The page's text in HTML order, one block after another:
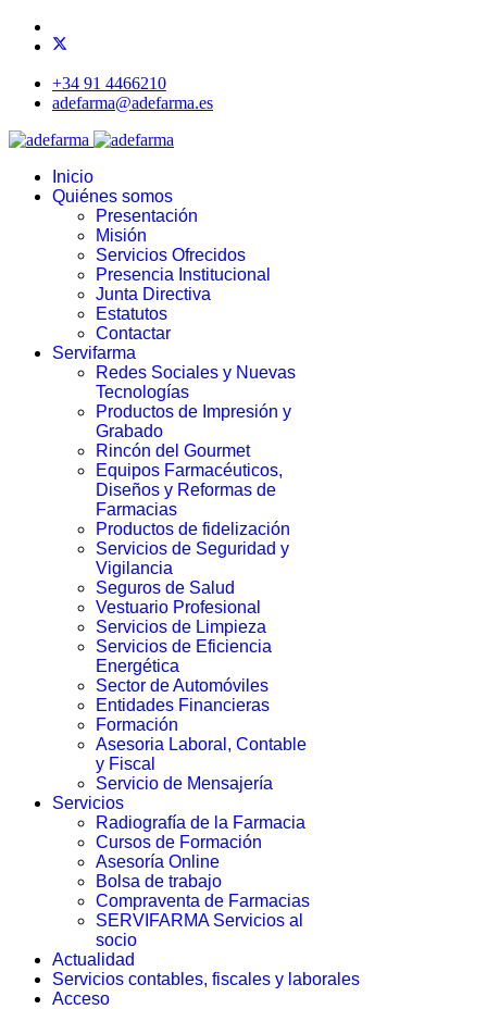
+34 91 4466210
adefarma@adefarma.es
Inicio
Quiénes somos
Presentación
Misión
Servicios Ofrecidos
Presencia Institucional
Junta Directiva
Estatutos
Contactar
Servifarma
Redes Sociales y Nuevas
Tecnologías
Productos de Impresión y
Grabado
Rincón del Gourmet
Equipos Farmacéuticos,
Diseños y Reformas de
Farmacias
Productos de fidelización
Servicios de Seguridad y
Vigilancia
Seguros de Salud
Vestuario Profesional
Servicios de Limpieza
Servicios de Eficiencia
Energética
Sector de Automóviles
Entidades Financieras
Formación
Asesoria Laboral, Contable
y Fiscal
Servicio de Mensajería
Servicios
Radiografía de la Farmacia
Cursos de Formación
Asesoría Online
Bolsa de trabajo
Compraventa de Farmacias
SERVIFARMA Servicios al
socio
Actualidad
Servicios contables, fiscales y laborales
Acceso